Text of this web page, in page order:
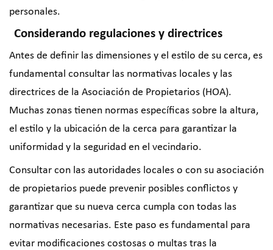
personales.
Considerando regulaciones y directrices
Antes de definir las dimensiones y el estilo de su cerca, es
fundamental consultar las normativas locales y las
directrices de la Asociación de Propietarios (HOA).
Muchas zonas tienen normas específicas sobre la altura,
el estilo y la ubicación de la cerca para garantizar la
uniformidad y la seguridad en el vecindario.
Consultar con las autoridades locales o con su asociación
de propietarios puede prevenir posibles conflictos y
garantizar que su nueva cerca cumpla con todas las
normativas necesarias. Este paso es fundamental para
evitar modificaciones costosas o multas tras la